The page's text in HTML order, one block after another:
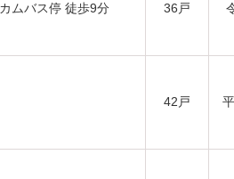
ムバス停 徒歩9分 36戸
42戸